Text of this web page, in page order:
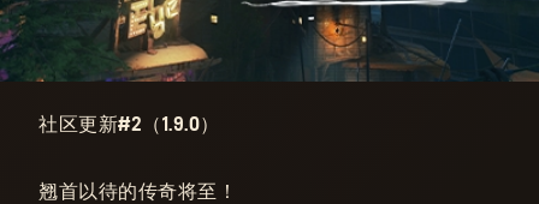
社区更新#2（1.9.0）
翘首以待的传奇将至！